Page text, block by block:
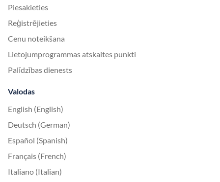
Piesakieties
Reģistrējieties
Cenu noteikšana
Lietojumprogrammas atskaites punkti
Palīdzības dienests
Valodas
English (English)
Deutsch (German)
Español (Spanish)
Français (French)
Italiano (Italian)